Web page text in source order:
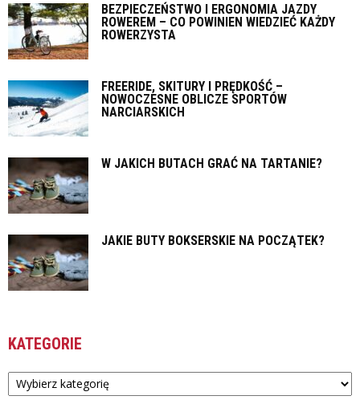
BEZPIECZEŃSTWO I ERGONOMIA JAZDY
ROWEREM – CO POWINIEN WIEDZIEĆ KAŻDY
ROWERZYSTA
FREERIDE, SKITURY I PRĘDKOŚĆ –
NOWOCZESNE OBLICZE SPORTÓW
NARCIARSKICH
W JAKICH BUTACH GRAĆ NA TARTANIE?
JAKIE BUTY BOKSERSKIE NA POCZĄTEK?
KATEGORIE
Kategorie